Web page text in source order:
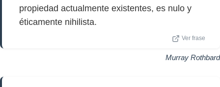
propiedad actualmente existentes, es nulo y
éticamente nihilista.
Ver frase
Murray Rothbard